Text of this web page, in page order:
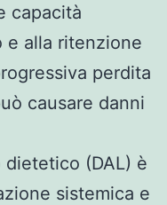
capacità
e alla ritenzione
perdita
causare danni
(DAL) è
sistemica e